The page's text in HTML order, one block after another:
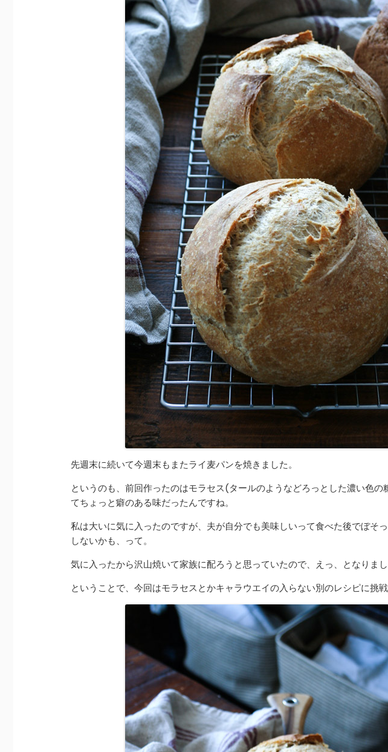
先週末に続いて今週末もまたライ麦パンを焼きました。
というのも、前回作ったのはモラセス(タールのようなどろっとした濃い色の
てちょっと癖のある味だったんですね。
私は大いに気に入ったのですが、夫が自分でも美味しいって食べた後でぼそ
しないかも、って。
気に入ったから沢山焼いて家族に配ろうと思っていたので、えっ、となりまし
ということで、今回はモラセスとかキャラウエイの入らない別のレシピに挑戦